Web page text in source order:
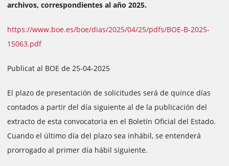
archivos, correspondientes al año 2025.
https://www.boe.es/boe/dias/2025/04/25/pdfs/BOE-B-2025-
15063.pdf
Publicat al BOE de 25-04-2025
El plazo de presentación de solicitudes será de quince días
contados a partir del día siguiente al de la publicación del
extracto de esta convocatoria en el Boletín Oficial del Estado.
Cuando el último día del plazo sea inhábil, se entenderá
prorrogado al primer día hábil siguiente.